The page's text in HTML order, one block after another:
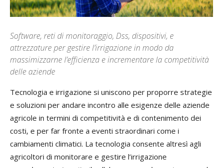
Software, reti di monitoraggio, Dss, dispositivi, e
attrezzature per gestire l’irrigazione in modo da
massimizzarne l’efficienza e incrementare la competitività
delle aziende
Tecnologia e irrigazione si uniscono per proporre strategie
e soluzioni per andare incontro alle esigenze delle aziende
agricole in termini di competitività e di contenimento dei
costi, e per far fronte a eventi straordinari come i
cambiamenti climatici. La tecnologia consente altresì agli
agricoltori di monitorare e gestire l’irrigazione